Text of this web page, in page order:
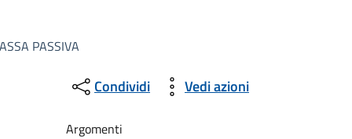
PASSIVA
Condividi Vedi azioni
Argomenti